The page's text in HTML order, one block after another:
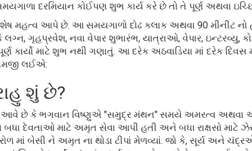
દરમિયાન કોઈપણ શુભ કાર્ય કરે છે તો તે પૂર્ણ અથવા
મહત્વ આપે છે. આ સમયગાળો દોઢ કલાક અથવા 90 મીનીટ
ગૃહપ્રવેશ, નવા વેપાર શુભારંભ, યાત્રાઓ, વેપાર, ઇન્ટરવ્યુ,
કાર્યો માટે શુભ નથી ગણાતું. આ દરેક અઠવાડિયા માં દરેક
લઈએ:
શું છે?
આવે છે કે ભગવાન વિષ્ણુએ "સમુદ્ર મંથન" સમયે અમરત્વ અથવા
બધા દેવતાઓ માટે અમૃત સેવા આપી હતી અને બધા રાક્ષસો માટે
માં બેસી ને અમૃત ના થોડા ટીપાં મેળવ્યાં. જો કે, સૂર્ય અને